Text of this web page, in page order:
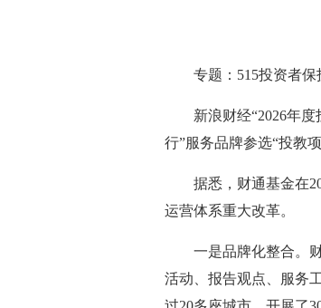
专题：515投资者
新浪财经“2026年
行”服务品牌参选“投教
据悉，财通基金在
运营体系重大改革。
一是品牌化整合。
活动、报告观点、服务